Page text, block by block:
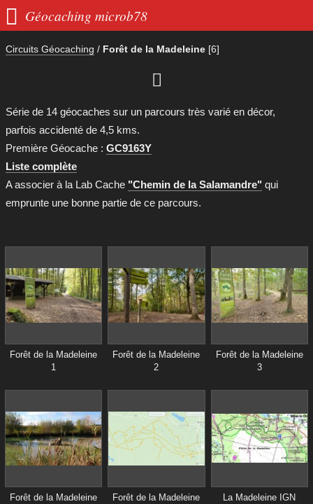
 Géocaching microb78
Circuits Géocaching / Forêt de la Madeleine [6]

Série de 14 géocaches sur un parcours très varié en décor,
parfois accidenté de 4,5 kms.
Première Géocache : GC9163Y
Liste complète
A associer à la Lab Cache "Chemin de la Salamandre" qui
emprunte une bonne partie de ce parcours.
Forêt de la Madeleine
1
Forêt de la Madeleine
2
Forêt de la Madeleine
3
Forêt de la Madeleine
Forêt de la Madeleine
La Madeleine IGN